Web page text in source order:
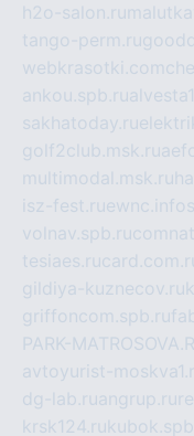
h2o-salon.ru
tango-perm.ru
webkrasotki.com
ankou.spb.ru
sakhatoday.ru
golf2club.msk.ru
multimodal.msk.ru
isz-fest.ruewnc.info
volnav.spb.ru
tesiaes.ru
gildiya-kuznecov.ru
griffoncom.spb.ru
PARK-
avtoyurist-
dg-lab.ruangrup.ru
krsk124.ru